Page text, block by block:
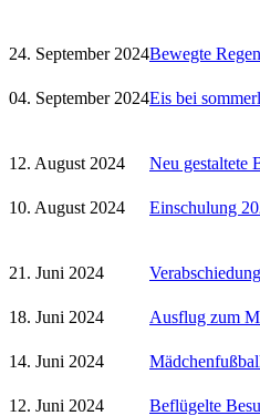
24. September 2024Bewegte
04. September 2024Eis bei
12. August 2024 Neu gestaltete
10. August 2024 Einschulung
21. Juni 2024
18. Juni 2024 Ausflug zum
14. Juni 2024
12. Juni 2024 Beflügelte